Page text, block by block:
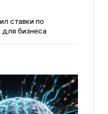
ставки по
бизнеса